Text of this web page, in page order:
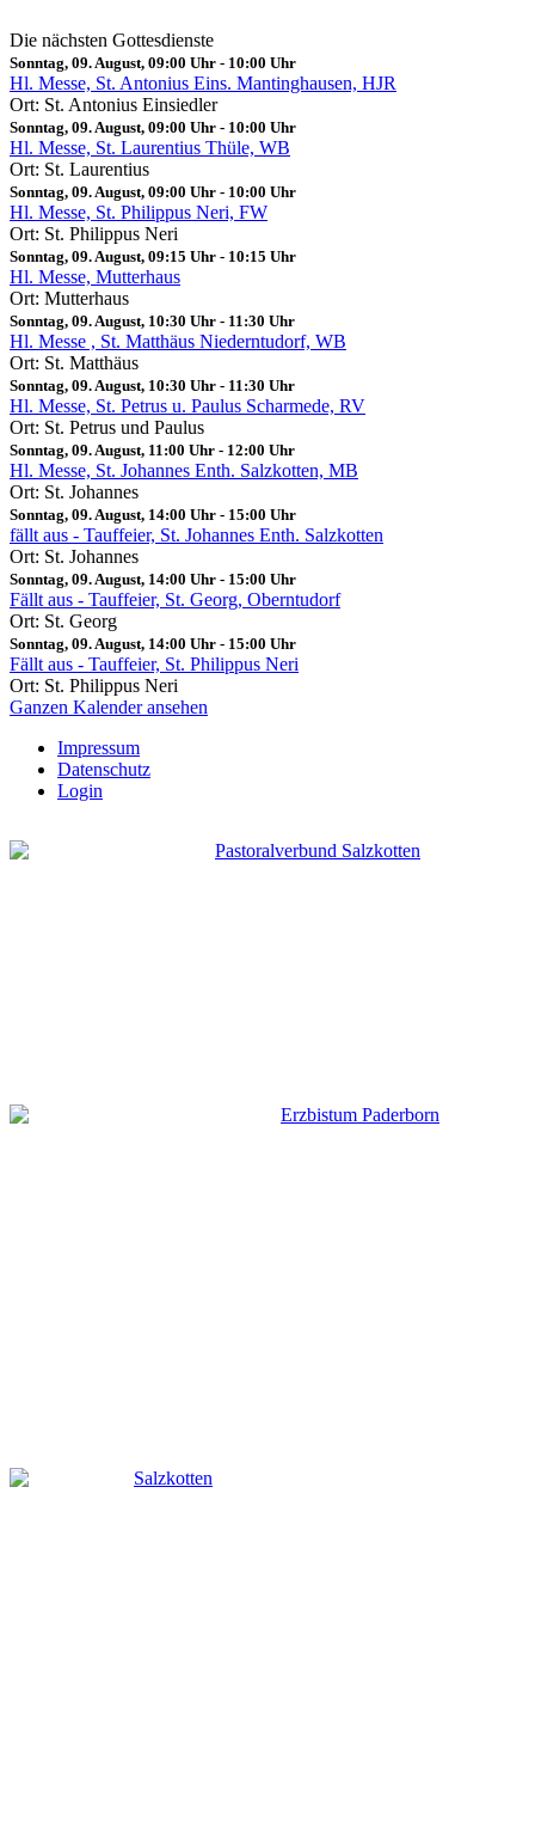
Die nächsten Gottesdienste
Sonntag, 09. August, 09:00 Uhr - 10:00 Uhr
Hl. Messe, St. Antonius Eins. Mantinghausen, HJR
Ort: St. Antonius Einsiedler
Sonntag, 09. August, 09:00 Uhr - 10:00 Uhr
Hl. Messe, St. Laurentius Thüle, WB
Ort: St. Laurentius
Sonntag, 09. August, 09:00 Uhr - 10:00 Uhr
Hl. Messe, St. Philippus Neri, FW
Ort: St. Philippus Neri
Sonntag, 09. August, 09:15 Uhr - 10:15 Uhr
Hl. Messe, Mutterhaus
Ort: Mutterhaus
Sonntag, 09. August, 10:30 Uhr - 11:30 Uhr
Hl. Messe , St. Matthäus Niederntudorf, WB
Ort: St. Matthäus
Sonntag, 09. August, 10:30 Uhr - 11:30 Uhr
Hl. Messe, St. Petrus u. Paulus Scharmede, RV
Ort: St. Petrus und Paulus
Sonntag, 09. August, 11:00 Uhr - 12:00 Uhr
Hl. Messe, St. Johannes Enth. Salzkotten, MB
Ort: St. Johannes
Sonntag, 09. August, 14:00 Uhr - 15:00 Uhr
fällt aus - Tauffeier, St. Johannes Enth. Salzkotten
Ort: St. Johannes
Sonntag, 09. August, 14:00 Uhr - 15:00 Uhr
Fällt aus - Tauffeier, St. Georg, Oberntudorf
Ort: St. Georg
Sonntag, 09. August, 14:00 Uhr - 15:00 Uhr
Fällt aus - Tauffeier, St. Philippus Neri
Ort: St. Philippus Neri
Ganzen Kalender ansehen
Impressum
Datenschutz
Login